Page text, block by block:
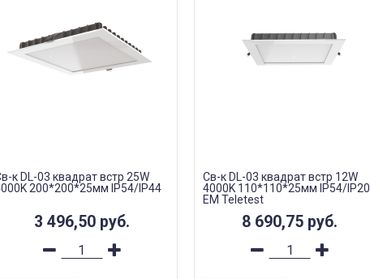
к DL-03 квадрат встр 25W
200*200*25мм IP54/IP44
3 496,50 руб.
Св-к DL-03 квадрат встр 12W
4000K 110*110*25мм IP54/IP20
EM Teletest
8 690,75 руб.